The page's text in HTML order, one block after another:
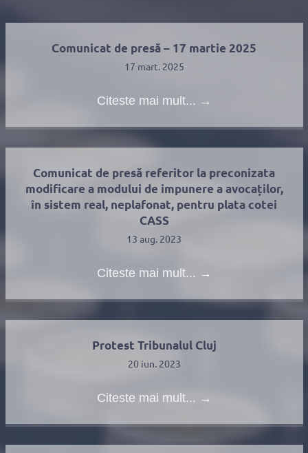
Comunicat de presă – 17 martie 2025
17 mart. 2025
Citeste mai mult... →
Comunicat de presă referitor la preconizata
modificare a modului de impunere a avocaților,
în sistem real, neplafonat, pentru plata cotei
CASS
13 aug. 2023
Citeste mai mult... →
Protest Tribunalul Cluj
20 iun. 2023
Citeste mai mult... →